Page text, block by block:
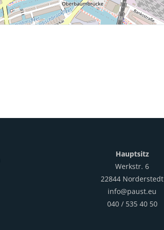
Hauptsitz
Werkstr. 6
22844 Norderstedt
info@paust.eu
040 / 535 40 50